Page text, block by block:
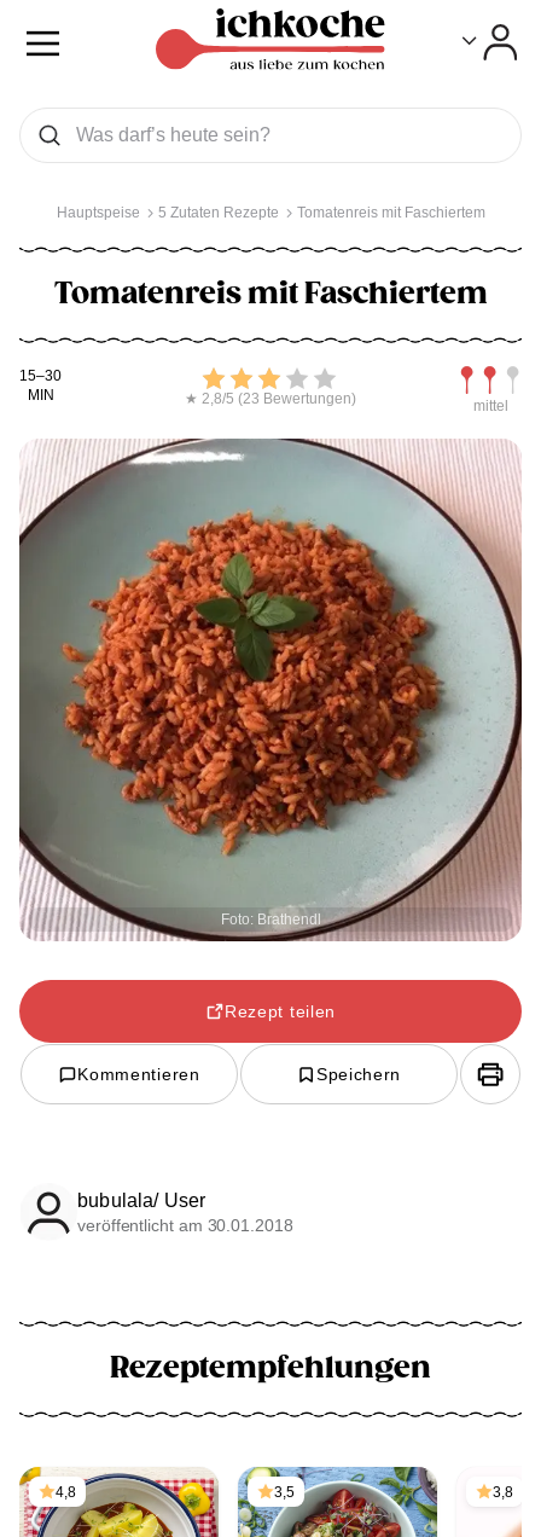
Was wollen Sie suchen
Suchen
Hauptspeise 5 Zutaten Rezepte Tomatenreis mit Faschiertem
Tomatenreis mit Faschiertem
Kochdauer
15–30
MIN
Bewerten
★ 2,8/5 (23 Bewertungen) mittel
Foto: Brathendl
Rezept teilen
Kommentieren Speichern
bubulala/ User
veröffentlicht am 30.01.2018
Rezeptempfehlungen
4,8 3,5 3,8